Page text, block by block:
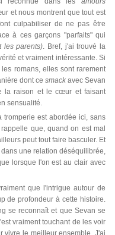
et nous montrent que tout est
culpabiliser de ne pas être
à ces garçons "parfaits" qui
les parents). Bref, j'ai trouvé la
et vraiment intéressante. Si
romans, elles sont rarement
dont ce smack avec Sevan
la raison et le cœur et faisant
sensualité.
tromperie est abordée ici, sans
que, quand on est mal
peut tout faire basculer. Et
une relation déséquilibrée,
lorsque l'on est au clair avec
que l'intrigue autour de
de profondeur à cette histoire.
se reconnaît et que Sevan se
vraiment touchant de les voir
vivre le meilleur ensemble. J'ai